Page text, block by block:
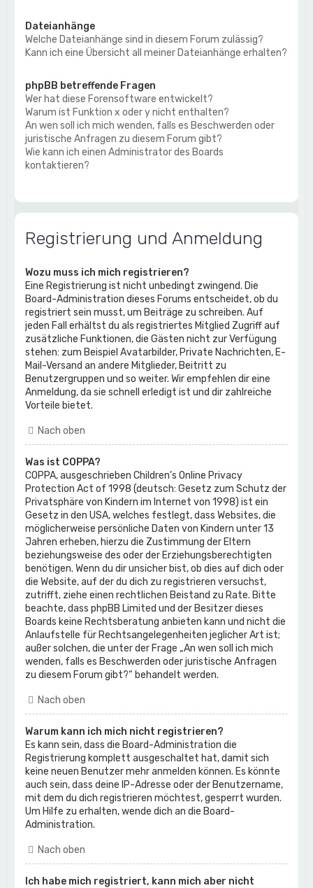
Dateianhänge
Welche Dateianhänge sind in diesem Forum zulässig?
Kann ich eine Übersicht all meiner Dateianhänge erhalten?
phpBB betreffende Fragen
Wer hat diese Forensoftware entwickelt?
Warum ist Funktion x oder y nicht enthalten?
An wen soll ich mich wenden, falls es Beschwerden oder
juristische Anfragen zu diesem Forum gibt?
Wie kann ich einen Administrator des Boards
kontaktieren?
Registrierung und Anmeldung
Wozu muss ich mich registrieren?
Eine Registrierung ist nicht unbedingt zwingend. Die
Board-Administration dieses Forums entscheidet, ob du
registriert sein musst, um Beiträge zu schreiben. Auf
jeden Fall erhältst du als registriertes Mitglied Zugriff auf
zusätzliche Funktionen, die Gästen nicht zur Verfügung
stehen: zum Beispiel Avatarbilder, Private Nachrichten, E-
Mail-Versand an andere Mitglieder, Beitritt zu
Benutzergruppen und so weiter. Wir empfehlen dir eine
Anmeldung, da sie schnell erledigt ist und dir zahlreiche
Vorteile bietet.
Nach oben
Was ist COPPA?
COPPA, ausgeschrieben Children’s Online Privacy
Protection Act of 1998 (deutsch: Gesetz zum Schutz der
Privatsphäre von Kindern im Internet von 1998) ist ein
Gesetz in den USA, welches festlegt, dass Websites, die
möglicherweise persönliche Daten von Kindern unter 13
Jahren erheben, hierzu die Zustimmung der Eltern
beziehungsweise des oder der Erziehungsberechtigten
benötigen. Wenn du dir unsicher bist, ob dies auf dich oder
die Website, auf der du dich zu registrieren versuchst,
zutrifft, ziehe einen rechtlichen Beistand zu Rate. Bitte
beachte, dass phpBB Limited und der Besitzer dieses
Boards keine Rechtsberatung anbieten kann und nicht die
Anlaufstelle für Rechtsangelegenheiten jeglicher Art ist;
außer solchen, die unter der Frage „An wen soll ich mich
wenden, falls es Beschwerden oder juristische Anfragen
zu diesem Forum gibt?“ behandelt werden.
Nach oben
Warum kann ich mich nicht registrieren?
Es kann sein, dass die Board-Administration die
Registrierung komplett ausgeschaltet hat, damit sich
keine neuen Benutzer mehr anmelden können. Es könnte
auch sein, dass deine IP-Adresse oder der Benutzername,
mit dem du dich registrieren möchtest, gesperrt wurden.
Um Hilfe zu erhalten, wende dich an die Board-
Administration.
Nach oben
Ich habe mich registriert, kann mich aber nicht